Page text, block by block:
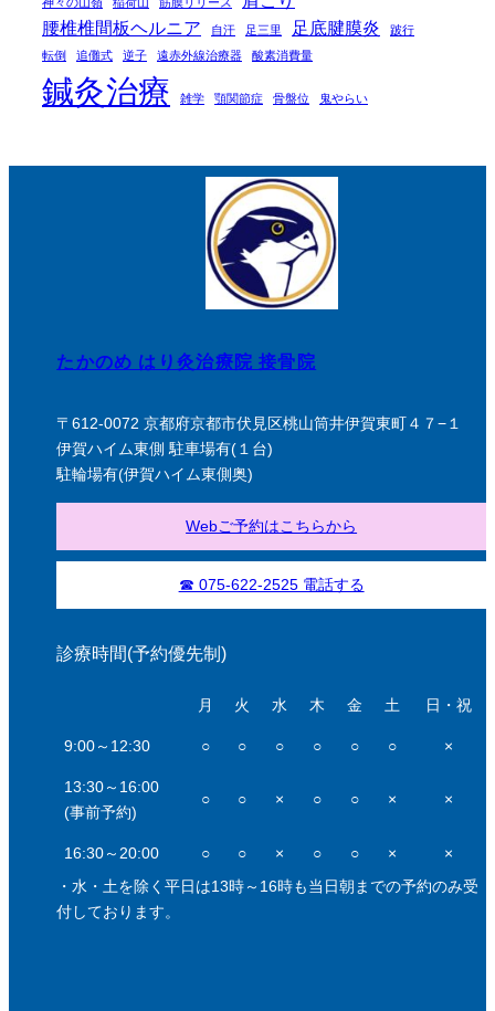
腰椎椎間板ヘルニア
自汗 足三里 足底腱膜炎
跛行
転倒
追儺式 逆子 遠赤外線治療器 酸素消費量
鍼灸治療 雑学 顎関節症 骨盤位 鬼やらい
たかのめ はり灸治療院 接骨院
〒612-0072 京都府京都市伏見区桃山筒井伊賀東町４７−１
伊賀ハイム東側 駐車場有(１台)
駐輪場有(伊賀ハイム東側奥)
Webご予約はこちらから
☎ 075-622-2525 電話する
診療時間(予約優先制)
月 火 水 木 金 土 日・祝
9:00～12:30 ○ ○ ○ ○ ○ ○ ×
13:30～16:00
(事前予約)
○ ○ × ○ ○ × ×
16:30～20:00 ○ ○ × ○ ○ ×
×
・水・土を除く平日は13時～16時も当日朝までの予約のみ受
付しております。